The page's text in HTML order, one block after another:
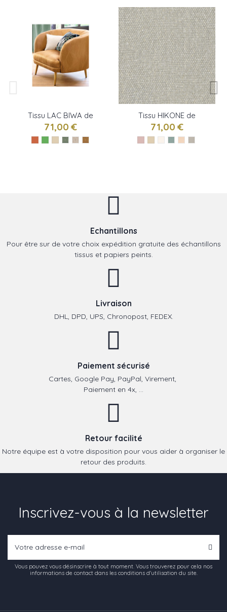
Tissu LAC BIWA de
Camengo
71,00 €
Tissu HIKONE de
Camengo
71,00 €
Echantillons
Pour être sur de votre choix expédition gratuite des échantillons
tissus et papiers peints.
Livraison
DHL, DPD, UPS, Chronopost, FEDEX.
Paiement sécurisé
Cartes, Google Pay, PayPal, Virement,
Paiement en 4x, ...
Retour facilité
Notre équipe est à votre disposition pour vous aider à organiser le
retour des produits.
Inscrivez-vous à la newsletter
Vous pouvez vous désinscrire à tout moment. Vous trouverez pour cela nos
informations de contact dans les conditions d'utilisation du site.